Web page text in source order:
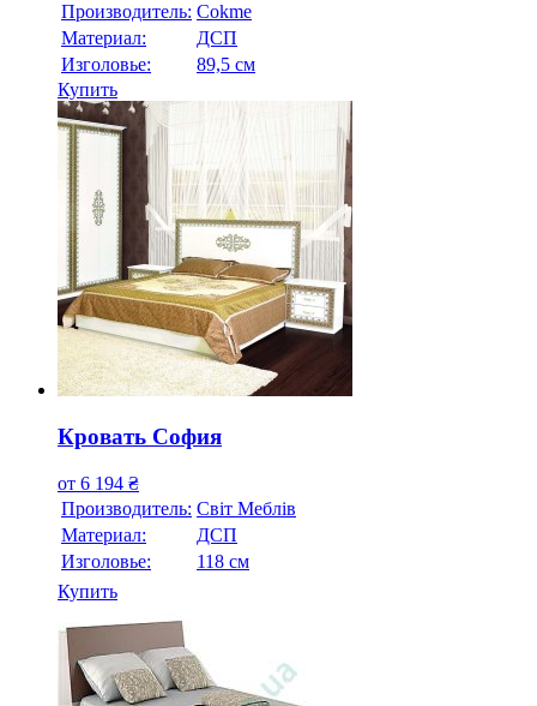
Производитель: Cokme
Материал:
ДСП
Изголовье:
89,5 см
Купить
Кровать София
от 6 194 ₴
Производитель: Свiт Меблiв
Материал:
ДСП
Изголовье:
118 см
Купить